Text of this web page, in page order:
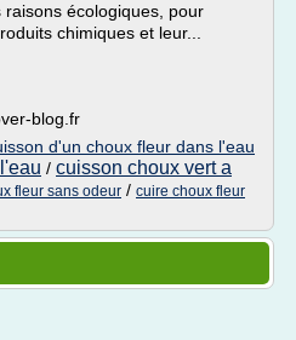
écologiques, pour
chimiques et leur...
blog.fr
d'un choux fleur dans l'eau
/ cuisson choux vert a
fleur sans odeur / cuire choux fleur